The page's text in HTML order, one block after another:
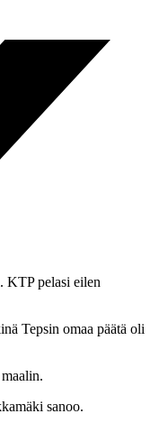
KTP pelasi eilen
Tepsin omaa päätä oli
sanoo.